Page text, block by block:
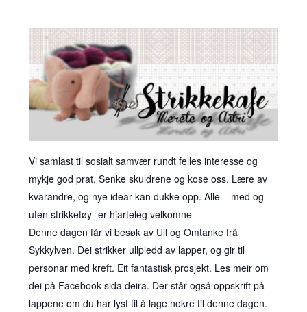
Vi samlast til sosialt samvær rundt felles interesse og
mykje god prat. Senke skuldrene og kose oss. Lære av
kvarandre, og nye idear kan dukke opp. Alle – med og
uten strikketøy- er hjarteleg velkomne
Denne dagen får vi besøk av Ull og Omtanke frå
Sykkylven. Dei strikker ullpledd av lapper, og gir til
personar med kreft. Eit fantastisk prosjekt. Les meir om
dei på Facebook sida deira. Der står også oppskrift på
lappene om du har lyst til å lage nokre til denne dagen.